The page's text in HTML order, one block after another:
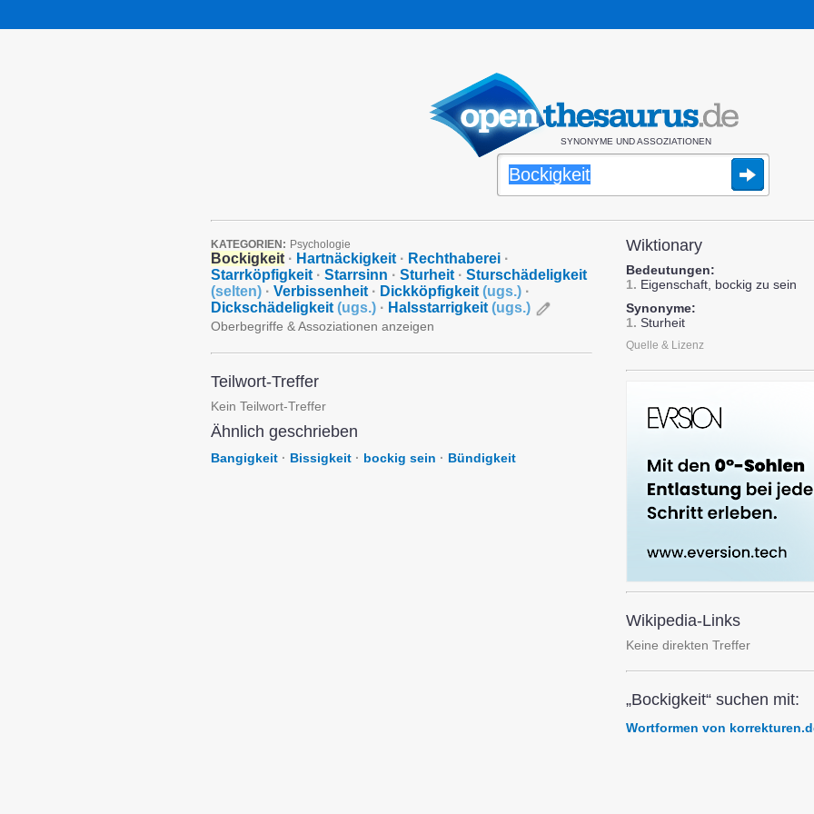
SYNONYME UND ASSOZIATIONEN
KATEGORIEN: Psychologie
Bockigkeit · Hartnäckigkeit · Rechthaberei ·
Starrköpfigkeit · Starrsinn · Sturheit · Sturschädeligkeit
(selten) · Verbissenheit · Dickköpfigkeit (ugs.) ·
Dickschädeligkeit (ugs.) · Halsstarrigkeit (ugs.)
Oberbegriffe & Assoziationen anzeigen
Teilwort-Treffer
Kein Teilwort-Treffer
Ähnlich geschrieben
Bangigkeit · Bissigkeit · bockig sein · Bündigkeit
Wiktionary
Bedeutungen:
1. Eigenschaft, bockig zu sein
Synonyme:
1. Sturheit
Quelle & Lizenz
Wikipedia-Links
Keine direkten Treffer
„Bockigkeit“ suchen mit:
Wortformen von